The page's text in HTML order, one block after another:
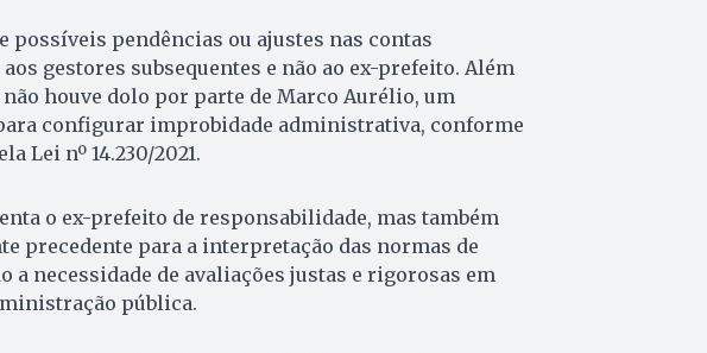
possíveis pendências ou ajustes nas contas
gestores subsequentes e não ao ex-prefeito. Além
houve dolo por parte de Marco Aurélio, um
configurar improbidade administrativa, conforme
Lei nº 14.230/2021.
o ex-prefeito de responsabilidade, mas também
precedente para a interpretação das normas de
a necessidade de avaliações justas e rigorosas em
pública.